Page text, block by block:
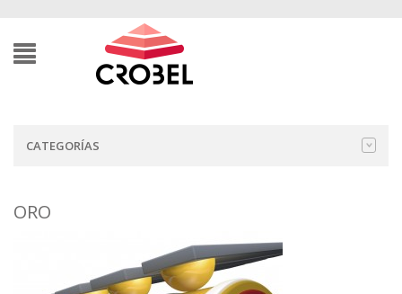
CATEGORÍAS
ORO